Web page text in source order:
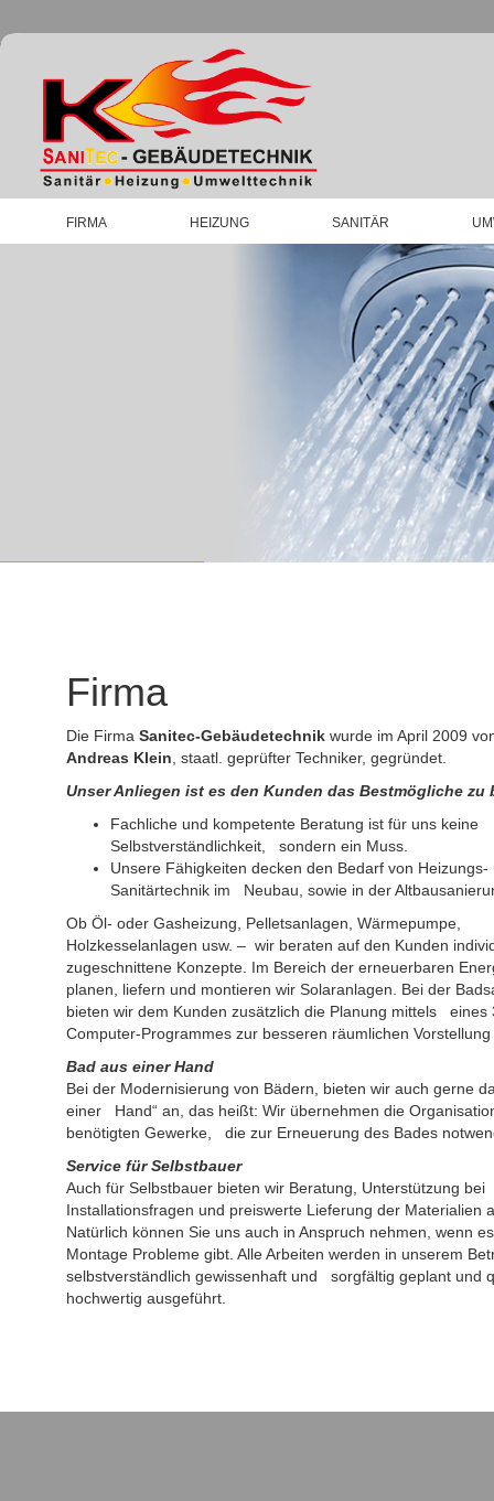
FIRMA HEIZUNG SANITÄR
Firma
Die Firma Sanitec-Gebäudetechnik wurde im April 2009
Andreas Klein , staatl. geprüfter Techniker, gegründet.
Unser Anliegen ist es den Kunden das Bestmögliche zu
Fachliche und kompetente Beratung ist für uns keine
Selbstverständlichkeit, sondern ein Muss.
Unsere Fähigkeiten decken den Bedarf von Heizungs-
Sanitärtechnik im Neubau, sowie in der
Ob Öl- oder Gasheizung, Pelletsanlagen, Wärmepumpe,
Holzkesselanlagen usw. – wir beraten auf den Kunden
zugeschnittene Konzepte. Im Bereich der erneuerbaren
planen, liefern und montieren wir Solaranlagen. Bei der
bieten wir dem Kunden zusätzlich die Planung mittels eines
Computer-Programmes zur besseren räumlichen Vorstellung
Bad aus einer Hand
Bei der Modernisierung von Bädern, bieten wir auch gerne
einer Hand“ an, das heißt: Wir übernehmen die
benötigten Gewerke, die zur Erneuerung des Bades
Service für Selbstbauer
Auch für Selbstbauer bieten wir Beratung, Unterstützung bei
Installationsfragen und preiswerte Lieferung der Materialien
Natürlich können Sie uns auch in Anspruch nehmen, wenn
Montage Probleme gibt. Alle Arbeiten werden in unserem
selbstverständlich gewissenhaft und sorgfältig geplant und
hochwertig ausgeführt.